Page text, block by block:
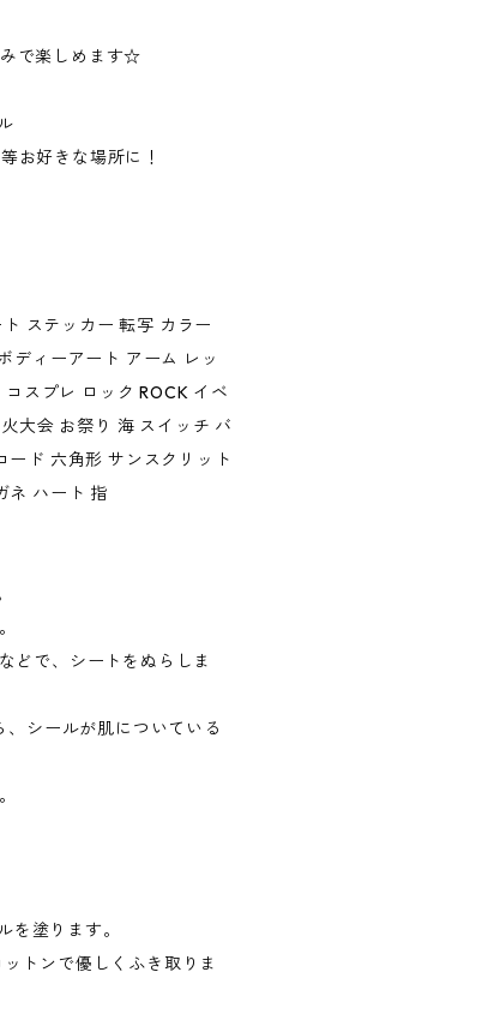
で楽しめます☆
お好きな場所に！
ステッカー 転写 カラー
ディーアート アーム レッ
スプレ ロック ROCK イベ
大会 お祭り 海 スイッチ バ
ード 六角形 サンスクリット
ネ ハート 指
どで、シートをぬらしま
シールが肌についている
を塗ります。
トンで優しくふき取りま